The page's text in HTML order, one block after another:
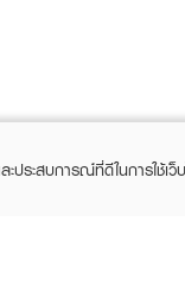
ประสบการณ์ที่ดีในการใช้